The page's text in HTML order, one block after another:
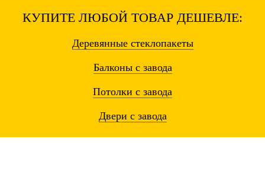
КУПИТЕ ЛЮБОЙ ТОВАР ДЕШЕВЛЕ:
Деревянные стеклопакеты
Балконы с завода
Потолки с завода
Двери с завода